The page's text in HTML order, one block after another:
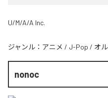
U/M/A/A Inc.
ジャンル： アニメ / J-Pop / オ
nonoc